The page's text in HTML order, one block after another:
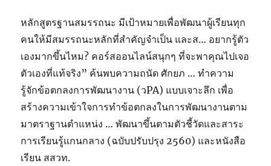
หลักสูตรฐานสมรรถนะ มีเป้าหมายเพื่อพัฒนาผู้เรียนทุก
คนให้มีสมรรถนะหลักที่สำคัญจำเป็น และส… อยากรู้ตัว
เองมากขึ้นไหม? คอร์สออนไลน์สนุกๆ ที่จะพาคุณไปเจอ
ตัวเองที่แท้จริง” ค้นพบความถนัด ศักยภ … ทำความ
รู้จักข้อตกลงการพัฒนางาน (วPA) แบบเจาะลึก เพื่อ
สร้างความเข้าใจการทำข้อตกลงในการพัฒนางานตาม
มาตราฐานตำแหน่ง … พัฒนาขึ้นตามตัวชี้วัดและสาระ
การเรียนรู้แกนกลาง (ฉบับปรับปรุง 2560) และหนังสือ
เรียน สสวท.